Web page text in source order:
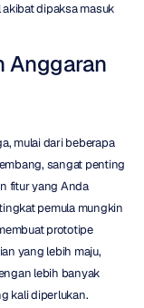
dipaksa masuk
Anggaran
mulai dari beberapa
sangat penting
fitur yang Anda
pemula mungkin
prototipe
yang lebih maju,
lebih banyak
kali diperlukan.